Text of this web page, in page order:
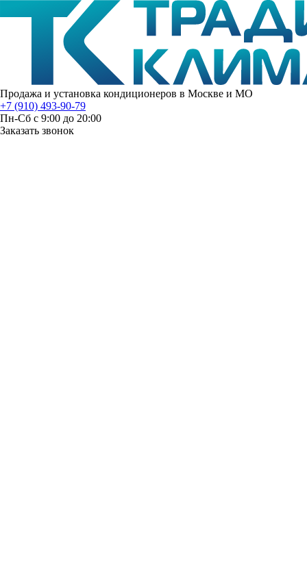
Продажа и установка кондиционеров в Москве и МО
+7 (910) 493-90-79
Пн-Сб с 9:00 до 20:00
Заказать звонок